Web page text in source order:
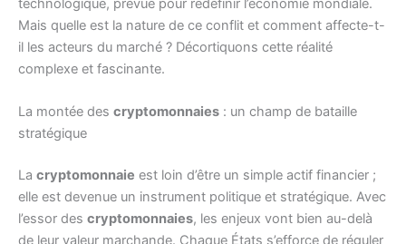
technologique, prévue pour redéfinir l’économie mondiale.
Mais quelle est la nature de ce conflit et comment affecte-t-
il les acteurs du marché ? Décortiquons cette réalité
complexe et fascinante.
La montée des cryptomonnaies : un champ de bataille
stratégique
La cryptomonnaie est loin d’être un simple actif financier ;
elle est devenue un instrument politique et stratégique. Avec
l’essor des cryptomonnaies, les enjeux vont bien au-delà
de leur valeur marchande. Chaque États s’efforce de réguler